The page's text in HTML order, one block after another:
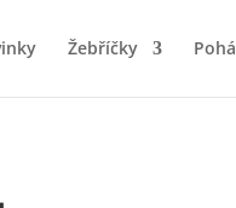
Žebříčky